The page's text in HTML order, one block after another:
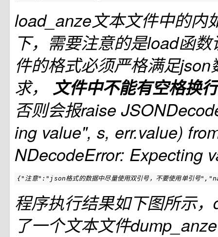
load_anze文本文件中的内
下，需要注意的是load函
件的格式必须严格满足json
求， 文件中不能有空格换
否则会报raise
ing value", s, err.value)
NDecodeError: Expecting
{"注意":"json格式的数据中尽量使用双引号，不要使
程序执行结果如下图所示
了一个文本文件